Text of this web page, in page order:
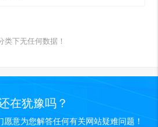
类下无任何数据！
在犹豫吗？
意为您解答任何有关网站疑难问题！